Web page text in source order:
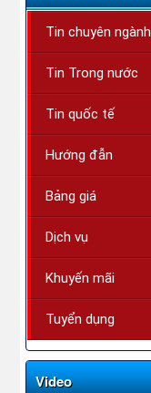
Tin chuyên ngành
Tin Trong nước
Tin quốc tế
Hướng đẫn
Bảng giá
Dịch vụ
Khuyến mãi
Tuyển dụng
Video